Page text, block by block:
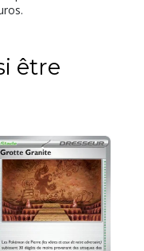
être